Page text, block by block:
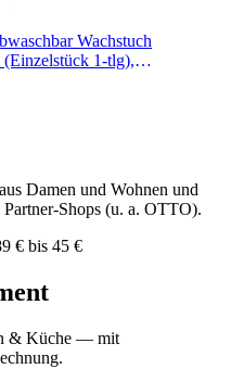
Wachstuch
(Einzelstück 1-tlg),
Damen und Wohnen und
Shops (u. a. OTTO).
€ bis 45 €
& Küche — mit